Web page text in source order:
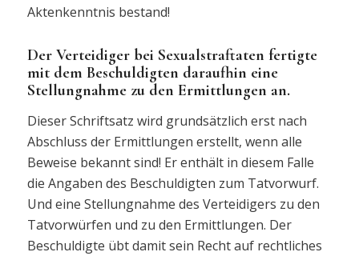
Aktenkenntnis bestand!
Der Verteidiger bei Sexualstraftaten fertigte
mit dem Beschuldigten daraufhin eine
Stellungnahme zu den Ermittlungen an.
Dieser Schriftsatz wird grundsätzlich erst nach
Abschluss der Ermittlungen erstellt, wenn alle
Beweise bekannt sind! Er enthält in diesem Falle
die Angaben des Beschuldigten zum Tatvorwurf.
Und eine Stellungnahme des Verteidigers zu den
Tatvorwürfen und zu den Ermittlungen. Der
Beschuldigte übt damit sein Recht auf rechtliches